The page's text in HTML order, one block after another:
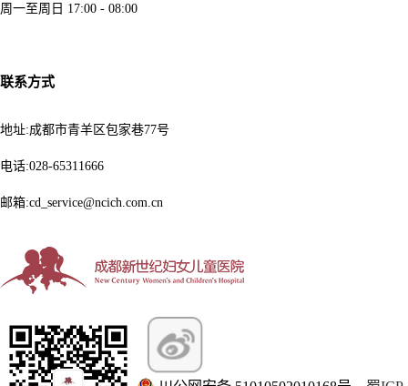
周一至周日 17:00 - 08:00
联系方式
地址:成都市青羊区包家巷77号
电话:028-65311666
邮箱:cd_service@ncich.com.cn